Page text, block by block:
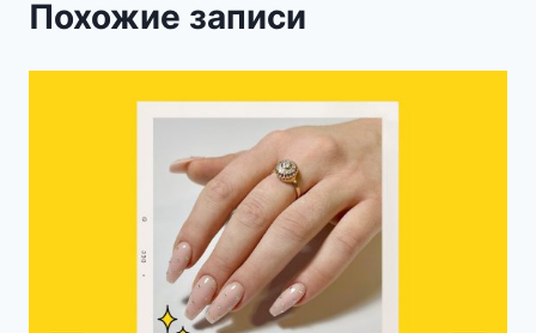
Похожие записи